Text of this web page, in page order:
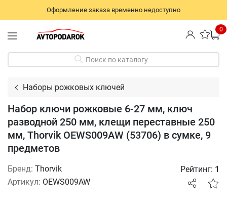
Оформление заказа временно недоступно
0
Поиск по каталогу
Наборы рожковых ключей
Набор ключи рожковые 6-27 мм, ключ
разводной 250 мм, клещи переставные 250
мм, Thorvik OEWS009AW (53706) в сумке, 9
предметов
Бренд: Thorvik
Артикул: OEWS009AW
Рейтинг: 1